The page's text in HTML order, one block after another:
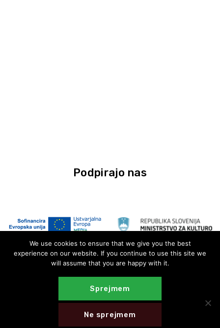
Podpirajo nas
We use cookies to ensure that we give you the best
experience on our website. If you continue to use this site we
will assume that you are happy with it.
Sprejmem
Ne sprejmem